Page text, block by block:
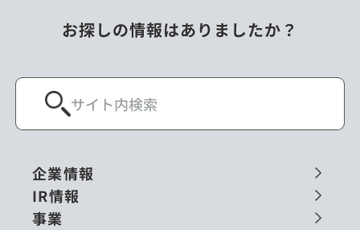
お探しの情報はありましたか？
企業情報
IR情報
事業